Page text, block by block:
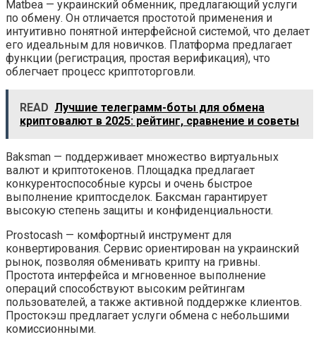
Matbea — украинский обменник, предлагающий услуги
по обмену. Он отличается простотой применения и
интуитивно понятной интерфейсной системой, что делает
его идеальным для новичков. Платформа предлагает
функции (регистрация, простая верификация), что
облегчает процесс криптоторговли.
READ Лучшие телеграмм-боты для обмена
криптовалют в 2025: рейтинг, сравнение и советы
Baksman — поддерживает множество виртуальных
валют и криптотокенов. Площадка предлагает
конкурентоспособные курсы и очень быстрое
выполнение криптосделок. Баксман гарантирует
высокую степень защиты и конфиденциальности.
Prostocash — комфортный инструмент для
конвертирования. Сервис ориентирован на украинский
рынок, позволяя обменивать крипту на гривны.
Простота интерфейса и мгновенное выполнение
операций способствуют высоким рейтингам
пользователей, а также активной поддержке клиентов.
Простокэш предлагает услуги обмена с небольшими
комиссионными.